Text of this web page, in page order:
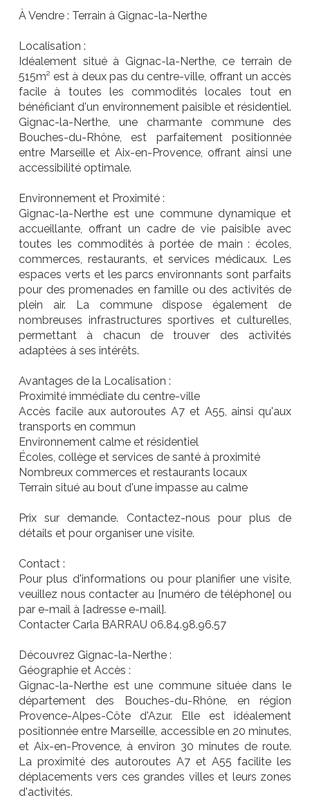
À Vendre : Terrain à Gignac-la-Nerthe
Localisation :
Idéalement situé à Gignac-la-Nerthe, ce terrain de
515m² est à deux pas du centre-ville, offrant un accès
facile à toutes les commodités locales tout en
bénéficiant d'un environnement paisible et résidentiel.
Gignac-la-Nerthe, une charmante commune des
Bouches-du-Rhône, est parfaitement positionnée
entre Marseille et Aix-en-Provence, offrant ainsi une
accessibilité optimale.
Environnement et Proximité :
Gignac-la-Nerthe est une commune dynamique et
accueillante, offrant un cadre de vie paisible avec
toutes les commodités à portée de main : écoles,
commerces, restaurants, et services médicaux. Les
espaces verts et les parcs environnants sont parfaits
pour des promenades en famille ou des activités de
plein air. La commune dispose également de
nombreuses infrastructures sportives et culturelles,
permettant à chacun de trouver des activités
adaptées à ses intérêts.
Avantages de la Localisation :
Proximité immédiate du centre-ville
Accès facile aux autoroutes A7 et A55, ainsi qu'aux
transports en commun
Environnement calme et résidentiel
Écoles, collège et services de santé à proximité
Nombreux commerces et restaurants locaux
Terrain situé au bout d'une impasse au calme
Prix sur demande. Contactez-nous pour plus de
détails et pour organiser une visite.
Contact :
Pour plus d'informations ou pour planifier une visite,
veuillez nous contacter au [numéro de téléphone] ou
par e-mail à [adresse e-mail].
Contacter Carla BARRAU 06.84.98.96.57
Découvrez Gignac-la-Nerthe :
Géographie et Accès :
Gignac-la-Nerthe est une commune située dans le
département des Bouches-du-Rhône, en région
Provence-Alpes-Côte d'Azur. Elle est idéalement
positionnée entre Marseille, accessible en 20 minutes,
et Aix-en-Provence, à environ 30 minutes de route.
La proximité des autoroutes A7 et A55 facilite les
déplacements vers ces grandes villes et leurs zones
d'activités.